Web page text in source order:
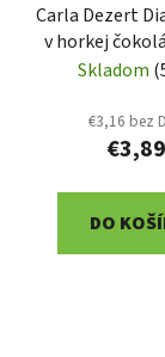
Carla Dezert
v horkej
Skladom
€3,16 bez
€3,89
DO